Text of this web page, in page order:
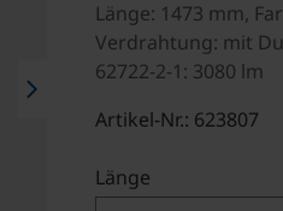
chevron_right
Länge: 1473 mm,
Verdrahtung: mit
62722-2-1: 3080 lm
Artikel-Nr.: 623807
Länge